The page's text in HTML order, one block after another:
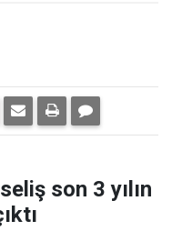
son 3 yılın